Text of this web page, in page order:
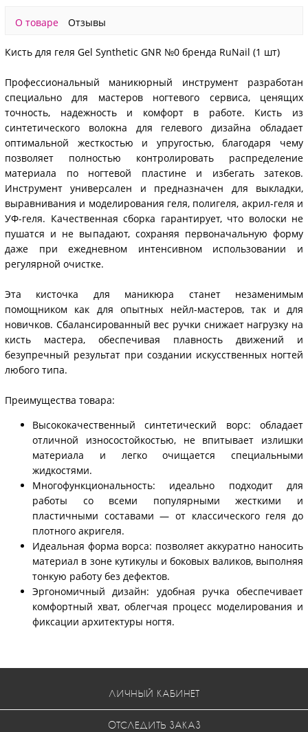
О товаре Отзывы
Кисть для геля Gel Synthetic GNR №0 бренда RuNail (1 шт)
Профессиональный маникюрный инструмент разработан
специально для мастеров ногтевого сервиса, ценящих
точность, надежность и комфорт в работе. Кисть из
синтетического волокна для гелевого дизайна обладает
оптимальной жесткостью и упругостью, благодаря чему
позволяет полностью контролировать распределение
материала по ногтевой пластине и избегать затеков.
Инструмент универсален и предназначен для выкладки,
выравнивания и моделирования геля, полигеля, акрил-геля и
УФ-геля. Качественная сборка гарантирует, что волоски не
пушатся и не выпадают, сохраняя первоначальную форму
даже при ежедневном интенсивном использовании и
регулярной очистке.
Эта кисточка для маникюра станет незаменимым
помощником как для опытных нейл-мастеров, так и для
новичков. Сбалансированный вес ручки снижает нагрузку на
кисть мастера, обеспечивая плавность движений и
безупречный результат при создании искусственных ногтей
любого типа.
Преимущества товара:
Высококачественный синтетический ворс: обладает
отличной износостойкостью, не впитывает излишки
материала и легко очищается специальными
жидкостями.
Многофункциональность: идеально подходит для
работы со всеми популярными жесткими и
пластичными составами — от классического геля до
плотного акригеля.
Идеальная форма ворса: позволяет аккуратно наносить
материал в зоне кутикулы и боковых валиков, выполняя
тонкую работу без дефектов.
Эргономичный дизайн: удобная ручка обеспечивает
комфортный хват, облегчая процесс моделирования и
фиксации архитектуры ногтя.
ЛИЧНЫЙ КАБИНЕТ
ОТСЛЕДИТЬ ЗАКАЗ